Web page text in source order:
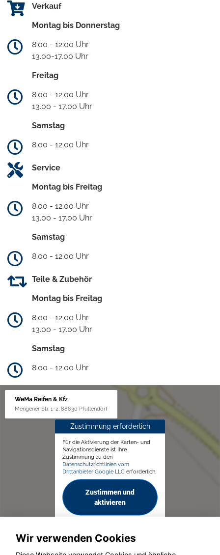
Verkauf
Montag bis Donnerstag
8.00 - 12.00 Uhr
13.00-17.00 Uhr
Freitag
8.00 - 12.00 Uhr
13.00 - 17.00 Uhr
Samstag
8.00 - 12.00 Uhr
Service
Montag bis Freitag
8.00 - 12.00 Uhr
13.00 - 17.00 Uhr
Samstag
8.00 - 12.00 Uhr
Teile & Zubehör
Montag bis Freitag
8.00 - 12.00 Uhr
13.00 - 17.00 Uhr
Samstag
8.00 - 12.00 Uhr
WeMa Reifen & Kfz
Mengener Str. 1-2, 88630 Pfullendorf
Zustimmung erforderlich
Für die Aktivierung der Karten- und
Navigationsdienste ist Ihre
Zustimmung zu den
Datenschutzrichtlinien vom
Drittanbieter Google LLC erforderlich.
Zustimmen und
aktivieren
Wir verwenden Cookies